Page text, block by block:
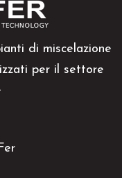
di miscelazione
per il settore